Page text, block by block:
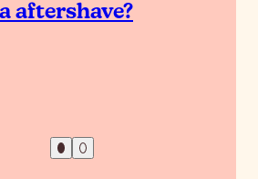
aftershave?